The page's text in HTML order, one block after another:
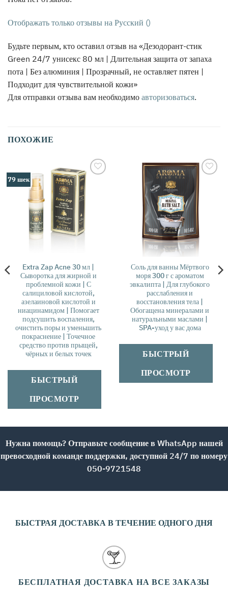
Отображать только отзывы на Русский ()
Будьте первым, кто оставил отзыв на «Дезодорант-стик
Green 24/7 унисекс 80 мл | Длительная защита от запаха
пота | Без алюминия | Прозрачный, не оставляет пятен |
Подходит для чувствительной кожи»
Для отправки отзыва вам необходимо авторизоваться.
ПОХОЖИЕ
79 шек
Extra Zap Acne 30 мл |
Сыворотка для жирной и
проблемной кожи | С
салициловой кислотой,
азелаиновой кислотой и
ниацинамидом | Помогает
подсушить воспаления,
очистить поры и уменьшить
покраснение | Точечное
средство против прыщей,
чёрных и белых точек
БЫСТРЫЙ
ПРОСМОТР
אהבתי
Соль для ванны Мёртвого
моря 300 г с ароматом
эвкалипта | Для глубокого
расслабления и
восстановления тела |
Обогащена минералами и
натуральными маслами |
SPA-уход у вас дома
БЫСТРЫЙ
ПРОСМОТР
Нужна помощь? Отправьте сообщение в WhatsApp нашей
превосходной команде поддержки, доступной 24/7 по номеру
050-9721548
БЫСТРАЯ ДОСТАВКА В ТЕЧЕНИЕ ОДНОГО ДНЯ
БЕСПЛАТНАЯ ДОСТАВКА НА ВСЕ ЗАКАЗЫ